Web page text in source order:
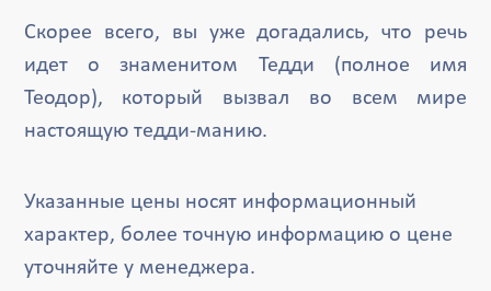
Скорее всего, вы уже догадались, что речь
идет о знаменитом Тедди (полное имя
Теодор), который вызвал во всем мире
настоящую тедди-манию.
Указанные цены носят информационный
характер, более точную информацию о цене
уточняйте у менеджера.